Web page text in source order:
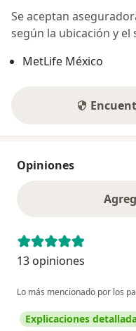
Se aceptan
según la ubicación y el
MetLife México
Opiniones
13 opiniones
Lo más mencionado por los
Explicaciones